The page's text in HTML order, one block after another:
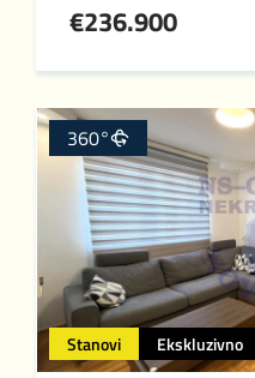
€236.900
Stanovi Ekskluzivno
360°